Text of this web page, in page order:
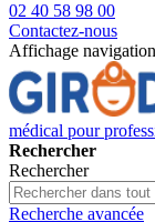
02 40 58 98 00
Contactez-nous
Affichage navigation
médical pour
Rechercher
Rechercher
Recherche avancée